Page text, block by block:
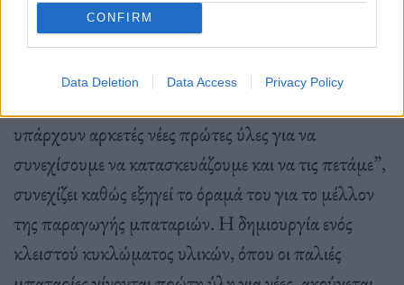
CONFIRM
Data Deletion Data Access Privacy Policy
δημιουργήσει μια βιώσιμη εταιρεία ανακυκλώσιμων
υλικών κατάλληλα για την παραγωγή μπαταριών.
“Απλά δεν μπορεί να λειτουργήσει αν δεν έχεις ένα
υπάρχουν αρκετές νέες πρώτες ύλες για να
συνεχίσουμε να κατασκευάζουμε και να τις πετάμε”,
συνεχίζει καθώς εξηγεί το όραμά του για το μέλλον
της παραγωγής μπαταριών. Η δημιουργία ενός
κλειστού κυκλώματος υλικών, όπου οι παλιές